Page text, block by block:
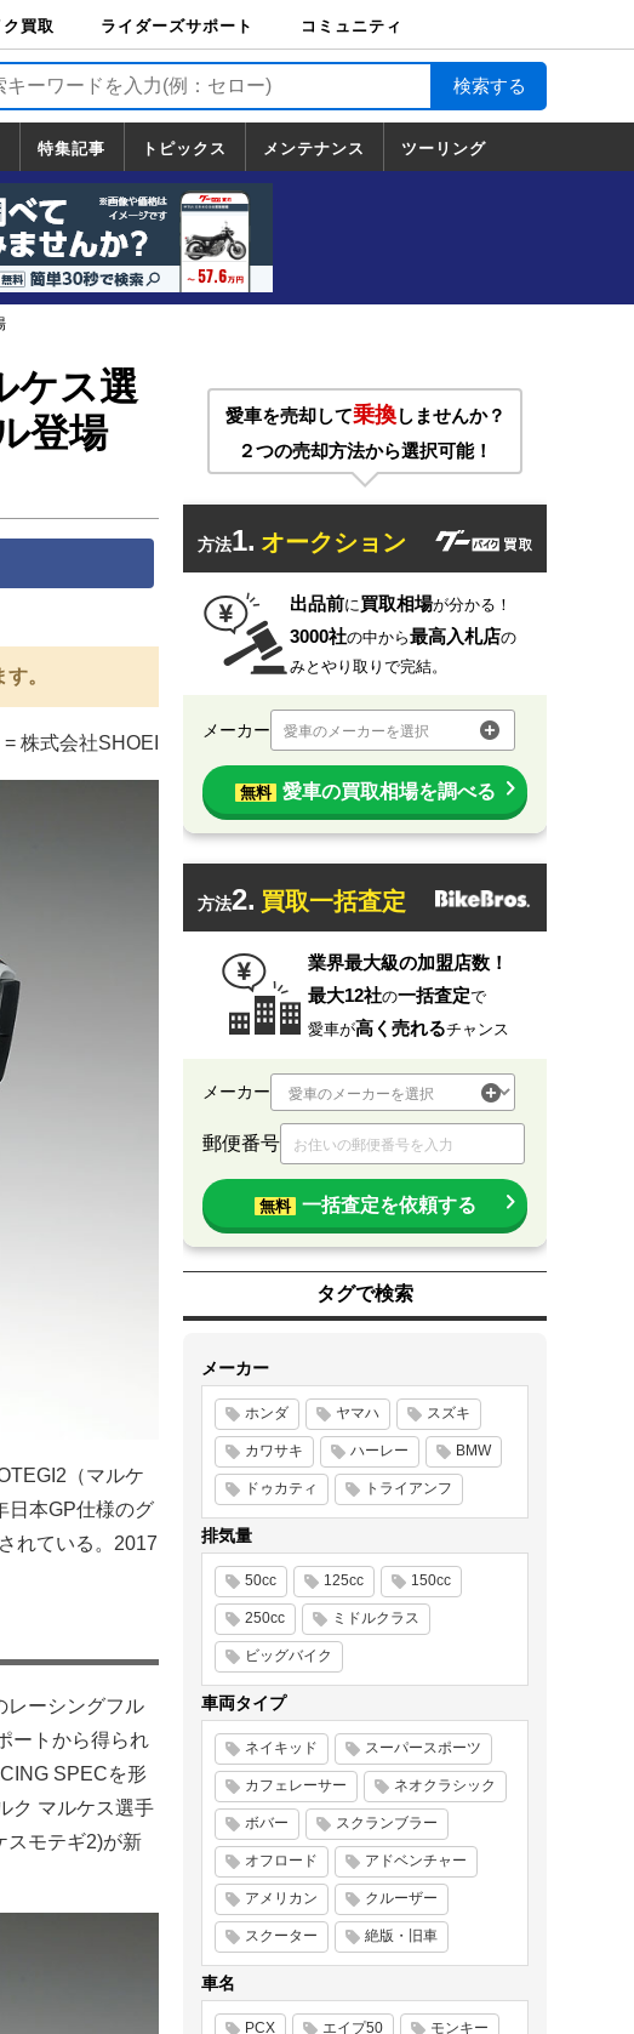
買取
買取
ライダーズサポート
ライダーズサポート
TOP
バイク輸送
バイクガレージライ
フ
バイク車両保険
ロードサービス
バイク試乗
コミュニティ
特集記事 トピックス
トピックス
一覧
ホンダ
ヤマハ
スズキ
カワサキ
ハーレーダ
ビッドソン
BMW
ドゥカティ
トライアン
フ
メンテナンス ツーリング
ケス選
登場
。
= 株式会社SHOEI
（マルケ
日本GP仕様のグ
れている。2017
レーシングフル
ートから得られ
SPECを形
ク マルケス選手
スモテギ2)が新
愛車を売却して乗換しませんか？
２つの売却方法から選択可能！
方法1. オークション
出品前に買取相場が分かる！
3000社の中から最高入札店の
みとやり取りで完結。
メーカー 愛車のメーカーを選択
無料 愛車の買取相場を調べる
方法2. 買取一括査定
業界最大級の加盟店数！
最大12社の一括査定で
愛車が高く売れるチャンス
メーカー
郵便番号
無料 一括査定を依頼する
タグで検索
メーカー
ホンダ ヤマハ スズキ
カワサキ ハーレー BMW
ドゥカティ トライアンフ
排気量
50cc 125cc 150cc
250cc ミドルクラス
ビッグバイク
車両タイプ
ネイキッド スーパースポーツ
カフェレーサー ネオクラシック
ボバー スクランブラー
オフロード アドベンチャー
アメリカン クルーザー
スクーター 絶版・旧車
車名
PCX エイプ50 モンキー